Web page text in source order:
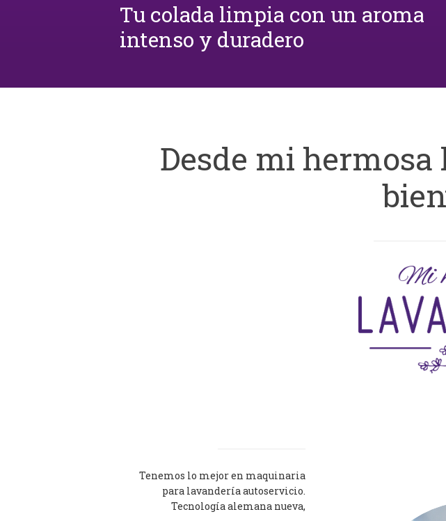
Tu colada limpia con un aroma
intenso y duradero
Desde mi
Tenemos lo mejor en maquinaria
para lavandería autoservicio.
Tecnología alemana nueva,